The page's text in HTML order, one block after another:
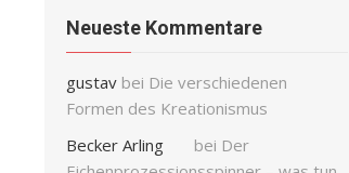
Neueste Kommentare
gustav bei Die verschiedenen
Formen des Kreationismus
Becker Arling
bei Der